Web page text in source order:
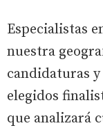
Especialistas
nuestra
candidaturas
elegidos
que analizará